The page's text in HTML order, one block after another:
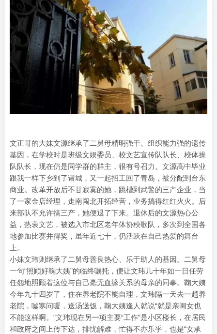
文正哥的大妹文源继承了二舅母精明强干、组织能力强的遗传
基因，在学校时是班级文娱委员、校文艺宣传队队长、校体操
队队长，现在仍是同学群的群主，很有号召力。文源高中毕业
跟我一样下乡到了诸城，又一起招工回了青岛，被分配到台东
商业。改革开放后不甘寂寞的她，跳槽到武警的三产企业，当
了一家金店经理，走南闯北开拓经营，业务搞得红红火火。后
来部队不允许搞三产，她便退了下来。退休后的文源热心公
益，热衷文艺，被选入市北区老年体协秧歌队，多次到全国各
地参加比赛并得奖，虽年近七十，仍活跃在自己热爱的舞台
上。
小妹文玮则继承了二舅母善良热心、乐于助人的基因。二舅母
一句“照顾好鞠大姨”的临终嘱托，便让文玮几十年如一日任劳
任怨地照顾着这位与自己毫无血缘关系的母亲的同事。鞠大姨
今年九十四岁了，住在养老院不能自理，文玮隔一天去一趟养
老院，嘘寒问暖，送汤送饭，鞠大姨逢人就说“就是亲闺女也
不能这样啊。”文玮现在另一项主要“工作”是小区楼长，在居民
和政府之间上传下达，排忧解难，忙得不亦乐乎，也是“女承